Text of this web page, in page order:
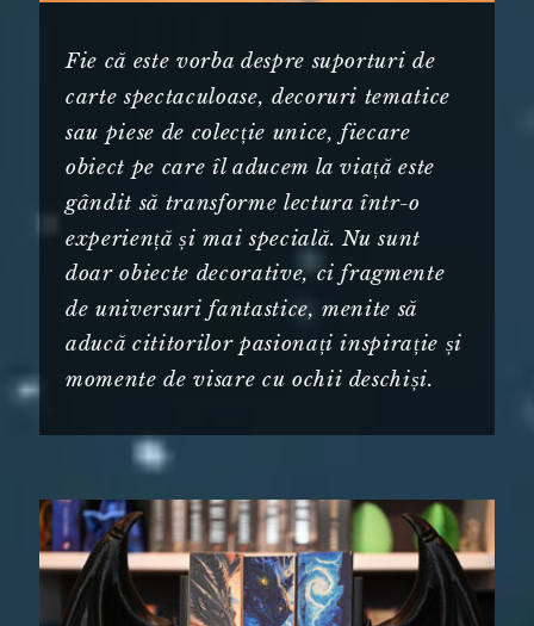
Fie că este vorba despre suporturi de
carte spectaculoase, decoruri tematice
sau piese de colecție unice, fiecare
obiect pe care îl aducem la viață este
gândit să transforme lectura într-o
experiență și mai specială. Nu sunt
doar obiecte decorative, ci fragmente
de universuri fantastice, menite să
aducă cititorilor pasionați inspirație și
momente de visare cu ochii deschiși.